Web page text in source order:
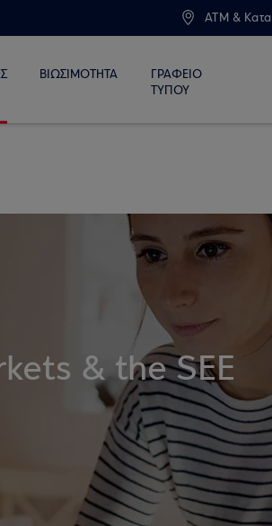
ATM &
ΒΙΩΣΙΜΟΤΗΤΑ
ΓΡΑΦΕΙΟ
ΤΥΠΟΥ
& the SEE